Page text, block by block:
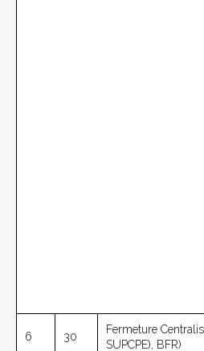
6 30
Fermeture
SUPCPE), BFR)